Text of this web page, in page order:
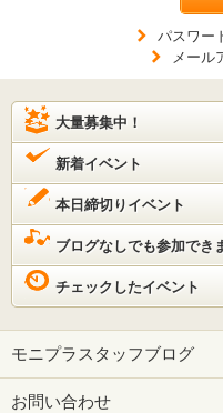
パスワー
メール
大量募集中！
新着イベント
本日締切りイベント
ブログなしでも参加でき
チェックしたイベント
モニプラスタッフブログ
お問い合わせ